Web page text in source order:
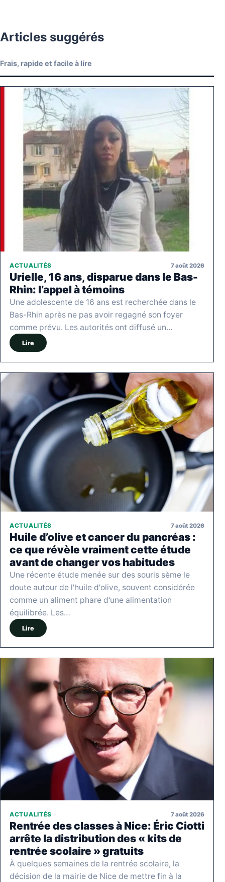
Articles suggérés
Frais, rapide et facile à lire
ACTUALITÉS 7 août 2026
Urielle, 16 ans, disparue dans le Bas-
Rhin: l’appel à témoins
Une adolescente de 16 ans est recherchée dans le
Bas-Rhin après ne pas avoir regagné son foyer
comme prévu. Les autorités ont diffusé un…
Lire
ACTUALITÉS 7 août 2026
Huile d’olive et cancer du pancréas :
ce que révèle vraiment cette étude
avant de changer vos habitudes
Une récente étude menée sur des souris sème le
doute autour de l'huile d'olive, souvent considérée
comme un aliment phare d'une alimentation
équilibrée. Les…
Lire
ACTUALITÉS 7 août 2026
Rentrée des classes à Nice: Éric Ciotti
arrête la distribution des « kits de
rentrée scolaire » gratuits
À quelques semaines de la rentrée scolaire, la
décision de la mairie de Nice de mettre fin à la